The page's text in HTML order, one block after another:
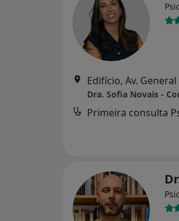
Dra. Sofia Novais -
Primeira consulta